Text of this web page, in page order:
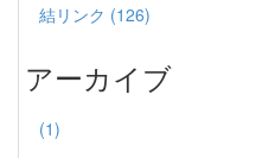
結リンク (126)
アーカイブ
(1)